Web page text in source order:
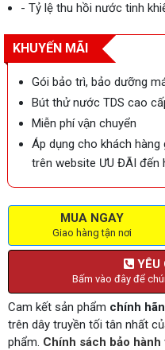
- Tỷ lệ thu hồi nước tinh
KHUYẾN MÃI
Gói bảo trì, bảo dưỡng
Bút thử nước TDS cao
Miễn phí vận chuyển
Áp dụng cho khách
trên website ƯU ĐÃI đến
MUA NGAY
Giao hàng tận nơi
YÊU
Bấm vào đây để
Cam kết sản phẩm chính
trên dây truyền tối tân nhất
phẩm. Chính sách bảo hành